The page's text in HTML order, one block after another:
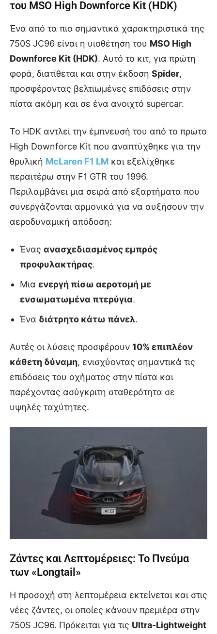
του MSO High Downforce Kit (HDK)
Ένα από τα πιο σημαντικά χαρακτηριστικά της
750S JC96 είναι η υιοθέτηση του MSO High
Downforce Kit (HDK). Αυτό το κιτ, για πρώτη
φορά, διατίθεται και στην έκδοση Spider,
προσφέροντας βελτιωμένες επιδόσεις στην
πίστα ακόμη και σε ένα ανοιχτό supercar.
Το HDK αντλεί την έμπνευσή του από το πρώτο
High Downforce Kit που αναπτύχθηκε για την
θρυλική McLaren F1 LM και εξελίχθηκε
περαιτέρω στην F1 GTR του 1996.
Περιλαμβάνει μια σειρά από εξαρτήματα που
συνεργάζονται αρμονικά για να αυξήσουν την
αεροδυναμική απόδοση:
Ένας ανασχεδιασμένος εμπρός
προφυλακτήρας.
Μια ενεργή πίσω αεροτομή με
ενσωματωμένα πτερύγια.
Ένα διάτρητο κάτω πάνελ.
Αυτές οι λύσεις προσφέρουν 10% επιπλέον
κάθετη δύναμη, ενισχύοντας σημαντικά τις
επιδόσεις του οχήματος στην πίστα και
παρέχοντας ασύγκριτη σταθερότητα σε
υψηλές ταχύτητες.
Ζάντες και Λεπτομέρειες: Το Πνεύμα
των «Longtail»
Η προσοχή στη λεπτομέρεια εκτείνεται και στις
νέες ζάντες, οι οποίες κάνουν πρεμιέρα στην
750S JC96. Πρόκειται για τις Ultra-Lightweight